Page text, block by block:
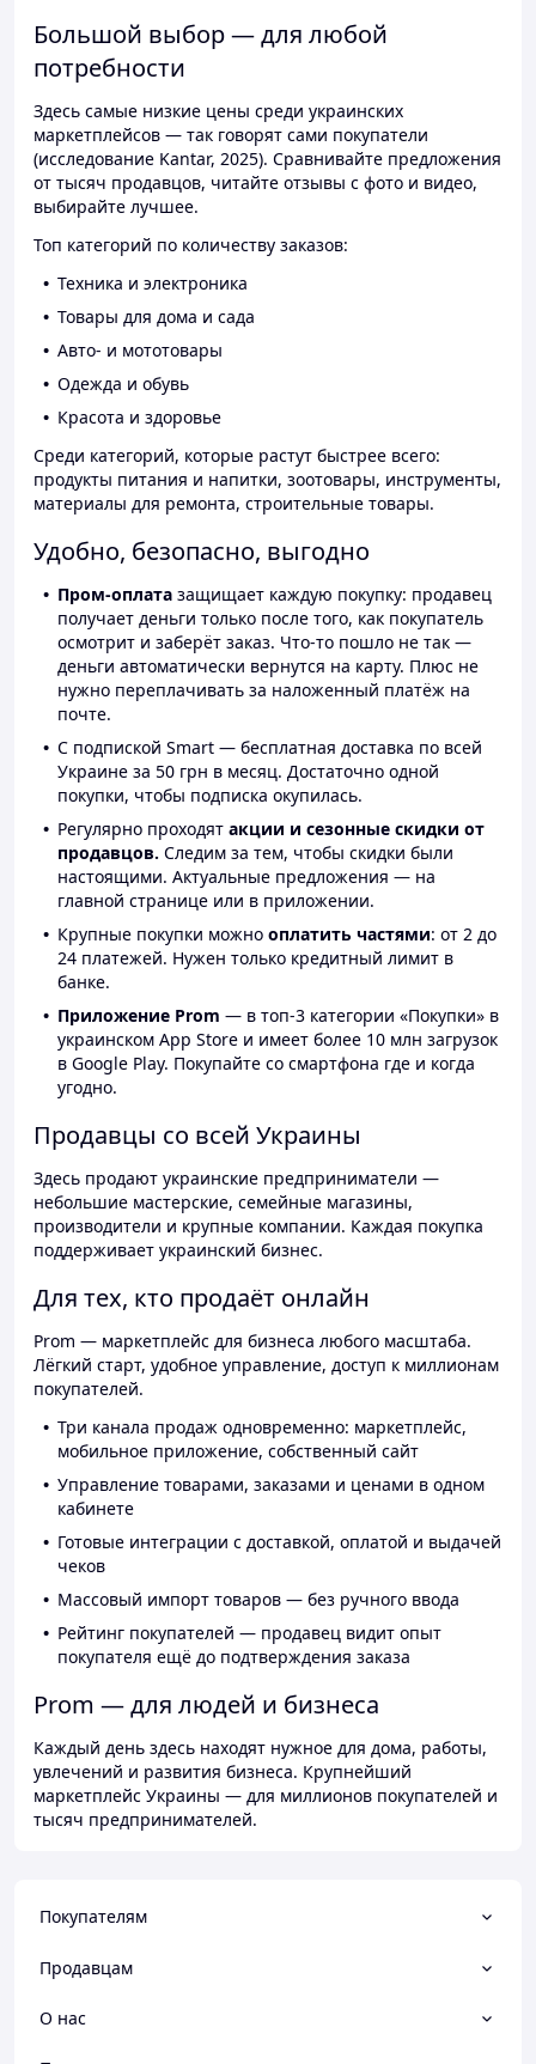
Большой выбор — для любой
потребности
Здесь самые низкие цены среди украинских
маркетплейсов — так говорят сами покупатели
(исследование Kantar, 2025). Сравнивайте предложения
от тысяч продавцов, читайте отзывы с фото и видео,
выбирайте лучшее.
Топ категорий по количеству заказов:
Техника и электроника
Товары для дома и сада
Авто- и мототовары
Одежда и обувь
Красота и здоровье
Среди категорий, которые растут быстрее всего:
продукты питания и напитки, зоотовары, инструменты,
материалы для ремонта, строительные товары.
Удобно, безопасно, выгодно
Пром-оплата защищает каждую покупку: продавец
получает деньги только после того, как покупатель
осмотрит и заберёт заказ. Что-то пошло не так —
деньги автоматически вернутся на карту. Плюс не
нужно переплачивать за наложенный платёж на
почте.
С подпиской Smart — бесплатная доставка по всей
Украине за 50 грн в месяц. Достаточно одной
покупки, чтобы подписка окупилась.
Регулярно проходят акции и сезонные скидки от
продавцов. Следим за тем, чтобы скидки были
настоящими. Актуальные предложения — на
главной странице или в приложении.
Крупные покупки можно оплатить частями: от 2 до
24 платежей. Нужен только кредитный лимит в
банке.
Приложение Prom — в топ-3 категории «Покупки» в
украинском App Store и имеет более 10 млн загрузок
в Google Play. Покупайте со смартфона где и когда
угодно.
Продавцы со всей Украины
Здесь продают украинские предприниматели —
небольшие мастерские, семейные магазины,
производители и крупные компании. Каждая покупка
поддерживает украинский бизнес.
Для тех, кто продаёт онлайн
Prom — маркетплейс для бизнеса любого масштаба.
Лёгкий старт, удобное управление, доступ к миллионам
покупателей.
Три канала продаж одновременно: маркетплейс,
мобильное приложение, собственный сайт
Управление товарами, заказами и ценами в одном
кабинете
Готовые интеграции с доставкой, оплатой и выдачей
чеков
Массовый импорт товаров — без ручного ввода
Рейтинг покупателей — продавец видит опыт
покупателя ещё до подтверждения заказа
Prom — для людей и бизнеса
Каждый день здесь находят нужное для дома, работы,
увлечений и развития бизнеса. Крупнейший
маркетплейс Украины — для миллионов покупателей и
тысяч предпринимателей.
Покупателям
Продавцам
О нас